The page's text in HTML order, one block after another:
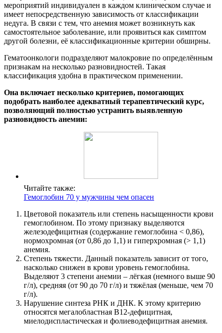
мероприятий индивидуален в каждом клиническом случае и
имеет непосредственную зависимость от классификации
недуга. В связи с тем, что анемия может возникнуть как
самостоятельное заболевание, или проявиться как симптом
другой болезни, её классификационные критерии обширны.
Гематоонкологи подразделяют малокровие по определённым
признакам на несколько разновидностей. Такая
классификация удобна в практическом применении.
Она включает несколько критериев, помогающих
подобрать наиболее адекватный терапевтический курс,
позволяющий полностью устранить выявленную
разновидность анемии:
Читайте также:
Гемоглобин 70 у мужчины чем опасен
Цветовой показатель или степень насыщенности крови
гемоглобином. По этому признаку выделяются
железодефицитная (содержание гемоглобина < 0,86),
нормохромная (от 0,86 до 1,1) и гиперхромная (> 1,1)
анемия.
Степень тяжести. Данный показатель зависит от того,
насколько снижен в крови уровень гемоглобина.
Выделяют 3 степени анемии – лёгкая (немного выше 90
г/л), средняя (от 90 до 70 г/л) и тяжёлая (меньше, чем 70
г/л).
Нарушение синтеза РНК и ДНК. К этому критерию
относятся мегалобластная В12-дефицитная,
миелодиспластическая и фолиеводефицитная анемия.